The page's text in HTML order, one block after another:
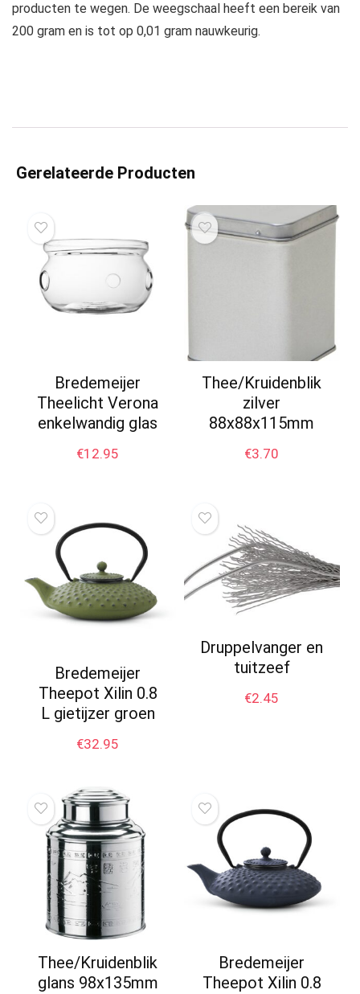
producten te wegen. De weegschaal heeft een bereik van
200 gram en is tot op 0,01 gram nauwkeurig.
Gerelateerde Producten
Bredemeijer
Theelicht Verona
enkelwandig glas
€12.95
Thee/Kruidenblik
zilver
88x88x115mm
€3.70
Bredemeijer
Theepot Xilin 0.8
L gietijzer groen
€32.95
Druppelvanger en
tuitzeef
€2.45
Thee/Kruidenblik
glans 98x135mm
Bredemeijer
Theepot Xilin 0.8